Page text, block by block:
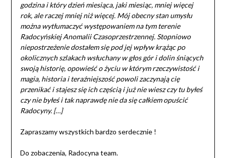
godzina i który dzień miesiąca, jaki miesiąc, mniej więcej
rok, ale raczej mniej niż więcej. Mój obecny stan umysłu
można wytłumaczyć występowaniem na tym terenie
Radocyńskiej Anomalii Czasoprzestrzennej. Stopniowo
niepostrzeżenie dostałem się pod jej wpływ krążąc po
okolicznych szlakach wsłuchany w głos gór i dolin śniących
swoją historię, opowieść o życiu w którym rzeczywistość i
magia, historia i teraźniejszość powoli zaczynają cię
przenikać i stajesz się ich częścią i już nie wiesz czy tu byłeś
czy nie byłeś i tak naprawdę nie da się całkiem opuścić
Radocyny. […]
Zapraszamy wszystkich bardzo serdecznie !
Do zobaczenia, Radocyna team.